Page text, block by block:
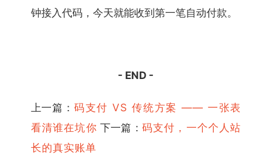
钟接入代码，今天就能收到第一笔自动付款。
- END -
上一篇： 码支付 VS 传统方案 —— 一张表
看清谁在坑你 下一篇： 码支付，一个个人站
长的真实账单